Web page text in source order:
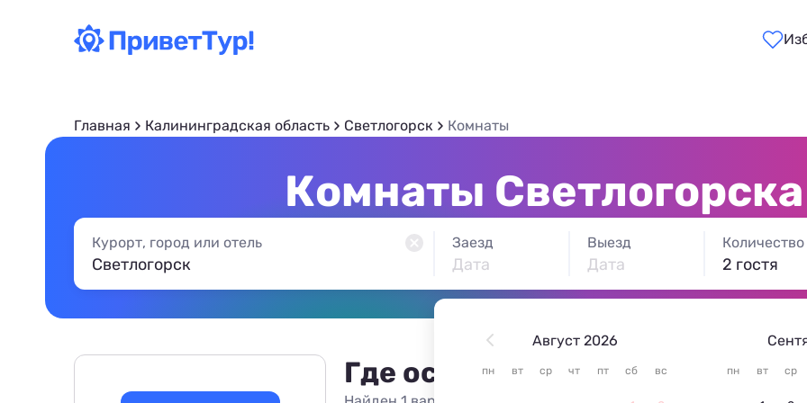
Главная Калининградская область Светлогорск Комнаты
Комнаты
Курорт, город или отель Заезд
Дата
Выезд
Дата
Август 2026
пн вт ср чт пт сб вс пн вт ср
Количество
2 гостя
Где остановиться в